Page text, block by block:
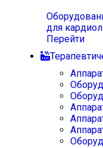
для
Перейти